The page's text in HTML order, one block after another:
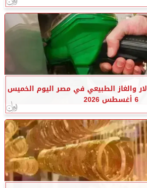
والغاز الطبيعي في مصر اليوم الخميس
6 أغسطس 2026